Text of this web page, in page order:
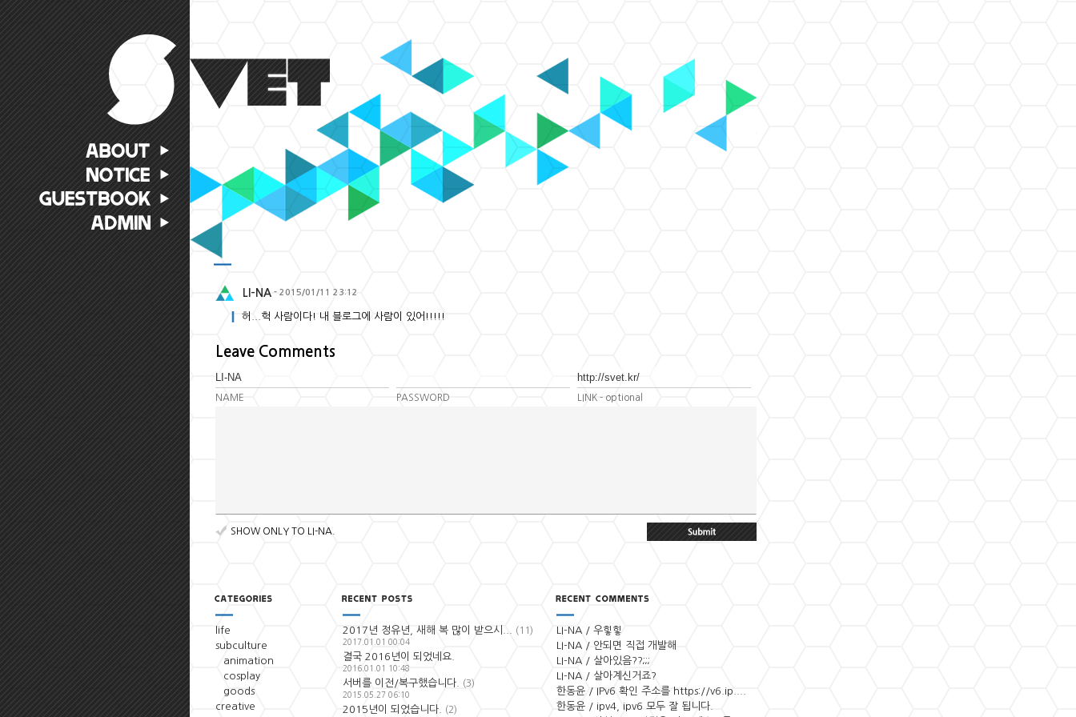
LI-NA - 2015/01/11 23:12
허...헉 사람이다! 내 블로그에 사람이 있어!!!!!
Leave Comments
NAME PASSWORD LINK - optional
건
뛰
SHOW ONLY TO LI-NA.
life
subculture
animation
cosplay
goods
creative
2017년 정유년, 새해 복 많이 받으시... (11)
2017.01.01 00:04
결국 2016년이 되었네요.
2016.01.01 10:48
서버를 이전/복구했습니다. (3)
2015.05.27 06:10
2015년이 되었습니다. (2)
LI-NA / 우힣힣
LI-NA / 안되면 직접 개발해
LI-NA / 살아있음??;;;
LI-NA / 살아계신거죠?
한동윤 / IPv6 확인 주소를 https://v6.ip....
한동윤 / ipv4, ipv6 모두 잘 됩니다.